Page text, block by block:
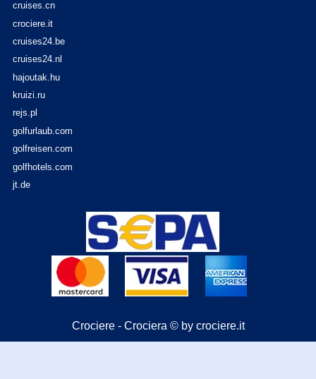
cruises.cn
crociere.it
cruises24.be
cruises24.nl
hajoutak.hu
kruizi.ru
rejs.pl
golfurlaub.com
golfreisen.com
golfhotels.com
jt.de
Crociere - Crociera © by crociere.it